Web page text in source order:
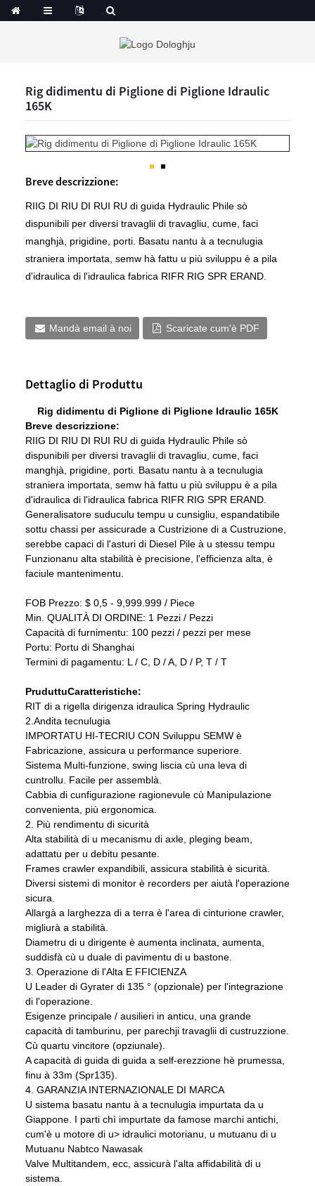
Rig didimentu di Piglione di Piglione Idraulic
165K
Breve descrizzione:
RIIG DI RIU DI RUI RU di guida Hydraulic Phile sò
dispunibili per diversi travaglii di travagliu, cume, faci
manghjà, prigidine, porti. Basatu nantu à a tecnulugia
straniera importata, semw hà fattu u più sviluppu è a pila
d'idraulica di l'idraulica fabrica RIFR RIG SPR ERAND.
Mandà email à noi Scaricate cum'è PDF
Dettaglio di Produttu
Rig didimentu di Piglione di Piglione Idraulic 165K
Breve descrizzione:
RIIG DI RIU DI RUI RU di guida Hydraulic Phile sò
dispunibili per diversi travaglii di travagliu, cume, faci
manghjà, prigidine, porti. Basatu nantu à a tecnulugia
straniera importata, semw hà fattu u più sviluppu è a pila
d'idraulica di l'idraulica fabrica RIFR RIG SPR ERAND.
Generalisatore suduculu tempu u cunsigliu, espandatibile
sottu chassi per assicurade a Custrizione di a Custruzione,
serebbe capaci di l'asturi di Diesel Pile à u stessu tempu
Funzionanu alta stabilità è precisione, l'efficienza alta, è
faciule mantenimentu.
FOB Prezzo: $ 0,5 - 9,999.999 / Piece
Min. QUALITÀ DI ORDINE: 1 Pezzi / Pezzi
Capacità di furnimentu: 100 pezzi / pezzi per mese
Portu: Portu di Shanghai
Termini di pagamentu: L / C, D / A, D / P, T / T
PruduttuCaratteristiche:
RIT di a rigella dirigenza idraulica Spring Hydraulic
2.Andita tecnulugia
IMPORTATU HI-TECRIU CON Sviluppu SEMW è
Fabricazione, assicura u performance superiore.
Sistema Multi-funzione, swing liscia cù una leva di
cuntrollu. Facile per assemblà.
Cabbia di cunfigurazione ragionevule cù Manipulazione
convenienta, più ergonomica.
2. Più rendimentu di sicurità
Alta stabilità di u mecanismu di axle, pleging beam,
adattatu per u debitu pesante.
Frames crawler expandibili, assicura stabilità è sicurità.
Diversi sistemi di monitor è recorders per aiutà l'operazione
sicura.
Allargà a larghezza di a terra è l'area di cinturione crawler,
migliurà a stabilità.
Diametru di u dirigente è aumenta inclinata, aumenta,
suddisfà cù u duale di pavimentu di u bastone.
3. Operazione di l'Alta E FFICIENZA
U Leader di Gyrater di 135 ° (opzionale) per l'integrazione
di l'operazione.
Esigenze principale / ausilieri in anticu, una grande
capacità di tamburinu, per parechji travaglii di custruzzione.
Cù quartu vincitore (opziunale).
A capacità di guida di guida a self-erezzione hè prumessa,
finu à 33m (Spr135).
4. GARANZIA INTERNAZIONALE DI MARCA
U sistema basatu nantu à a tecnulugia impurtata da u
Giappone. I parti chì impurtate da famose marchi antichi,
cum'è u motore di u> idraulici motorianu, u mutuanu di u
Mutuanu Nabtco Nawasak
Valve Multitandem, ecc, assicurà l'alta affidabilità di u
sistema.